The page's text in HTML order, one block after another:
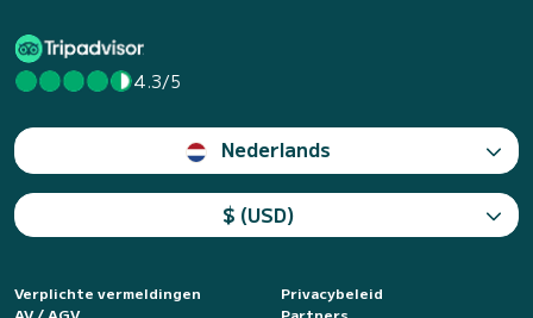
4.3/5
Nederlands
$ (USD)
Verplichte vermeldingen
Privacybeleid
AV / AGV
Partners